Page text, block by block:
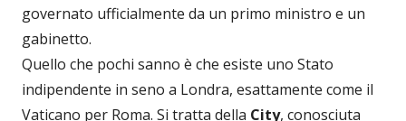
governato ufficialmente da un primo ministro e un
gabinetto.
Quello che pochi sanno è che esiste uno Stato
indipendente in seno a Londra, esattamente come il
Vaticano per Roma. Si tratta della City, conosciuta